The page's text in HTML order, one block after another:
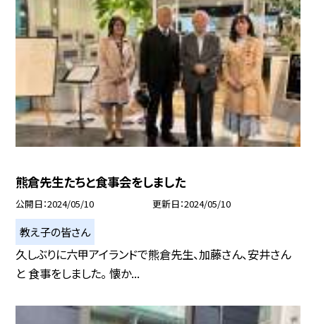
熊倉先生たちと食事会をしました
公開日 2024/05/10 更新日 2024/05/10
教え子の皆さん
久しぶりに六甲アイランドで熊倉先生、加藤さん、安井さん
と 食事をしました。 懐か...